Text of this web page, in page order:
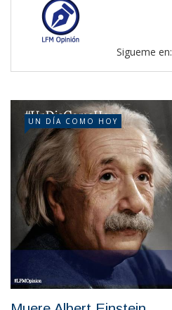
Sigueme en:
UN DÍA COMO HOY